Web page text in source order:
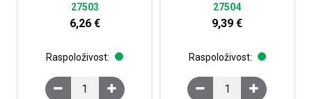
27503
6,26 €
Raspoloživost:
Clasia nadžbukna kutija s poklopcem IP55, 3 modula
27504
9,39€
Raspoloživost:
Clasia nadžbukna